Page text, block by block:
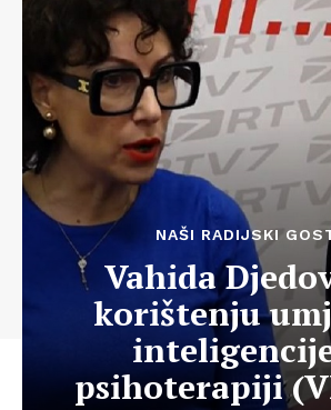
NAŠI RADIJSKI
Vahida
korištenju
psihoterapiji